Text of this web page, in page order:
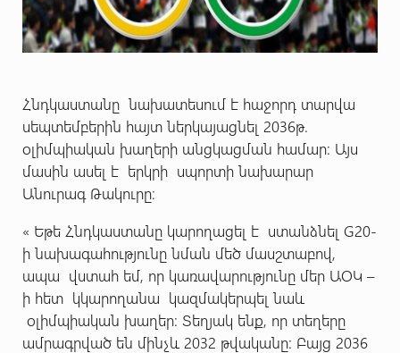
Հնդկաստանը նախատեսում է հաջորդ տարվա
սեպտեմբերին հայտ ներկայացնել 2036թ.
օլիմպիական խաղերի անցկացման համար: Այս
մասին ասել է երկրի սպորտի նախարար
Անուրագ Թակուրը։
« Եթե Հնդկաստանը կարողացել է ստանձնել G20-
ի նախագահությունը նման մեծ մասշտաբով,
ապա վստահ եմ, որ կառավարությունը մեր ԱՕԿ –
ի հետ կկարողանա կազմակերպել նաև
օլիմպիական խաղեր: Տեղյակ ենք, որ տեղերը
ամրագրված են մինչև 2032 թվականը: Բայց 2036